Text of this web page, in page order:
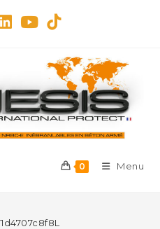
0 Menu